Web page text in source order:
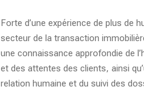
Forte d’une expérience de plus de
secteur de la transaction
une connaissance approfondie de
et des attentes des clients, ainsi
relation humaine et du suivi des